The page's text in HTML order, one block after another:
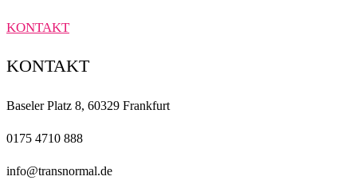
KONTAKT
KONTAKT
Baseler Platz 8, 60329 Frankfurt
0175 4710 888
info@transnormal.de